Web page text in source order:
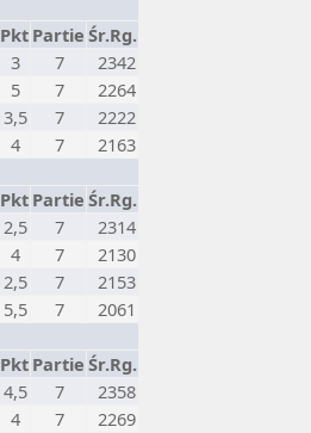
Pkt Partie Śr.Rg.
3 7
2342
5 7
2264
3,5 7
2222
4 7
2163
Pkt Partie Śr.Rg.
2,5 7
2314
4 7
2130
2,5 7
2153
5,5 7
2061
Pkt Partie Śr.Rg.
4,5 7
2358
4 7
2269